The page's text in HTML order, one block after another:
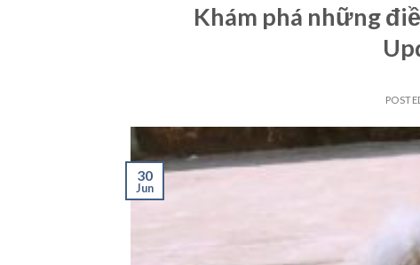
Khám phá những
30
Jun